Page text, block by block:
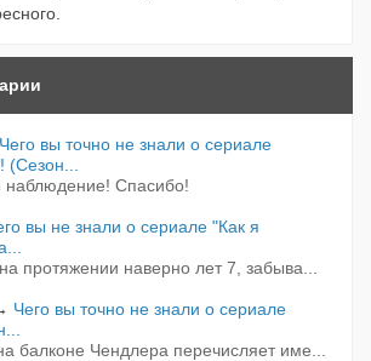
Чего вы точно не знали о сериале
(Сезон...
наблюдение! Спасибо!
вы не знали о сериале "Как я
протяжении наверно лет 7, забыва...
Чего вы точно не знали о сериале
балконе Чендлера перечисляет име...